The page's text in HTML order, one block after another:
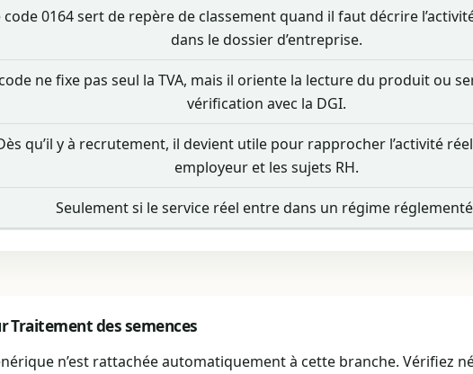
code 0164 sert de repère de classement quand il faut décrire
dans le dossier d’entreprise.
ne fixe pas seul la TVA, mais il oriente la lecture du produit ou
vérification avec la DGI.
qu’il y à recrutement, il devient utile pour rapprocher l’activité
employeur et les sujets RH.
Seulement si le service réel entre dans un régime
Traitement des semences
n’est rattachée automatiquement à cette branche. Vérifiez